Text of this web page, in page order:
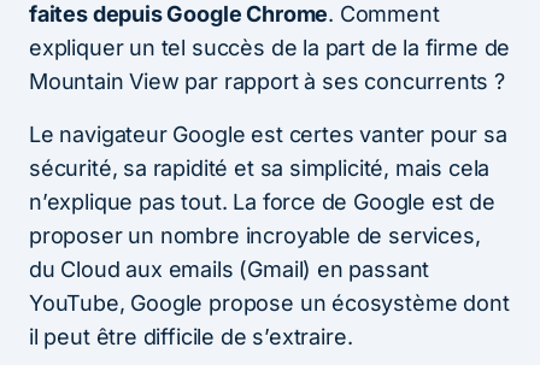
faites depuis Google Chrome. Comment
expliquer un tel succès de la part de la firme de
Mountain View par rapport à ses concurrents ?
Le navigateur Google est certes vanter pour sa
sécurité, sa rapidité et sa simplicité, mais cela
n’explique pas tout. La force de Google est de
proposer un nombre incroyable de services,
du Cloud aux emails (Gmail) en passant
YouTube, Google propose un écosystème dont
il peut être difficile de s’extraire.